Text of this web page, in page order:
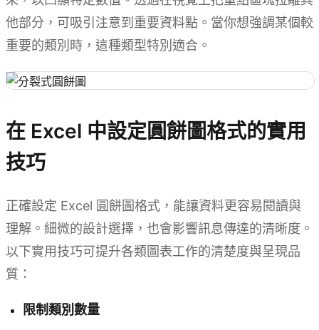
他部分，可吸引注意到重要資料點。當你想強調某個較
重要的類別時，這種類型特別適合。
在 Excel 中設定圓餅圖格式的實用
技巧
正確設定 Excel 圓餅圖格式，能讓資料更容易閱讀與
理解。細微的設計選擇，也會影響訊息傳達的清晰度。
以下實用技巧可提升各類圖表工作的清楚度與呈現品
質：
限制類別數量